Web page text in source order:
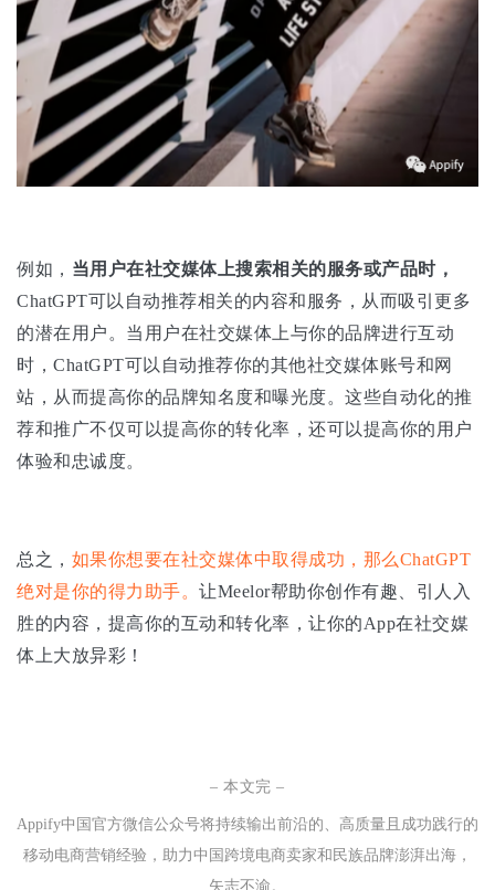
例如， 当用户在社交媒体上搜索相关的服务或产品时，
ChatGPT可以自动推荐相关的内容和服务，从而吸引更多
的潜在用户。当用户在社交媒体上与你的品牌进行互动
时，ChatGPT可以自动推荐你的其他社交媒体账号和网
站，从而提高你的品牌知名度和曝光度。这些自动化的推
荐和推广不仅可以提高你的转化率，还可以提高你的用户
体验和忠诚度。
总之， 如果你想要在社交媒体中取得成功，那么ChatGPT
绝对是你的得力助手。 让Meelor帮助你创作有趣、引人入
胜的内容，提高你的互动和转化率，让你的App在社交媒
体上大放异彩！
– 本文完 –
Appify中国官方微信公众号将持续输出前沿的、 高 质量 且 成功践行的
移动电商营销经验 ， 助力中 国跨境电商卖家和民族品牌澎湃出海，
矢志不渝 。